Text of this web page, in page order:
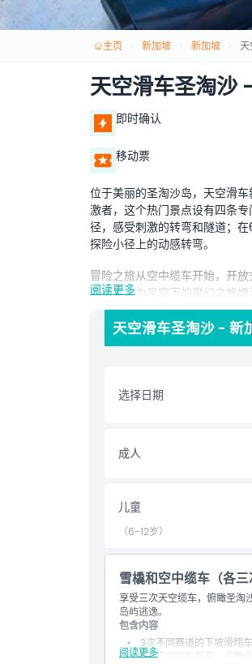
主页 新加坡 新加坡
天空滑车圣淘沙
即时确认
移动票
位于美丽的圣淘沙岛，天空滑
激者，这个热门景点设有四条
径，感受刺激的转弯和隧道；
探险小径上的动感转弯。
冒险之旅从空中缆车开始，开
道点亮，为星空下的魔幻之旅
可选择单票、多票或家庭套票
儿童成人政策
排除项
营业时间
需要了解的事项
阅读更多
天空滑车圣淘沙 - 新
选择日期
成人
儿童
（6-12岁）
雪橇和空中缆车（各三
享受三次天空缆车，俯瞰圣淘
岛屿逃逸。
阅读更多
包含内容
3次不同赛道的下坡滑翔
3次天空缆车登高，俯瞰全